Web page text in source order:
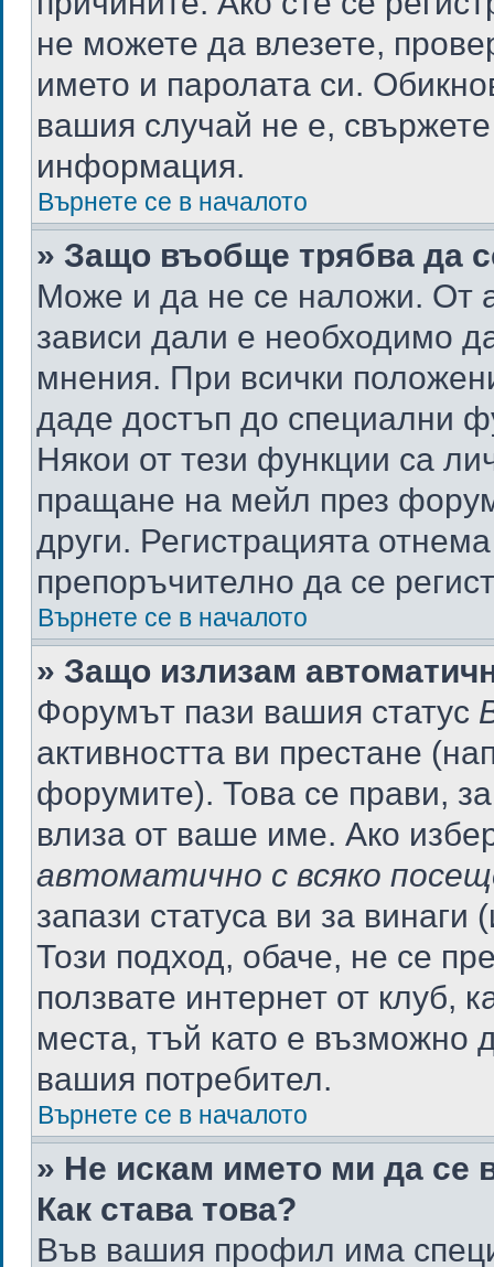
не можете да влезете,
името и паролата си.
вашия случай не е,
информация.
Върнете се в началото
» Защо въобще трябва да
Може и да не се наложи. От
зависи дали е необходимо
мнения. При всички
даде достъп до специални
Някои от тези функции са
пращане на мейл през
други. Регистрацията
препоръчително да се
Върнете се в началото
» Защо излизам
Форумът пази вашия статус
активността ви престане
форумите). Това се прави,
влиза от ваше име. Ако
автоматично с всяко
запази статуса ви за
Този подход, обаче, не се
ползвате интернет от клуб,
места, тъй като е възможно
вашия потребител.
Върнете се в началото
» Не искам името ми да се
Как става това?
Във вашия профил има